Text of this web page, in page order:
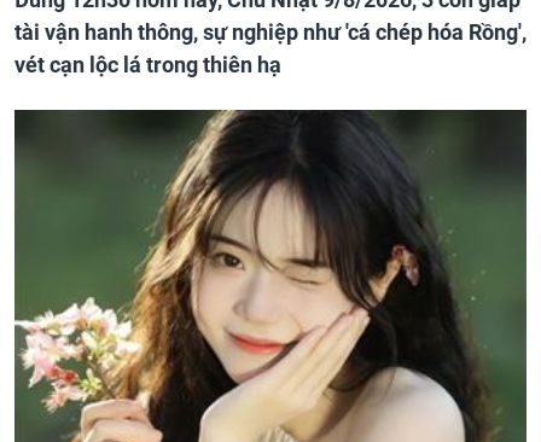
tài vận hanh thông, sự nghiệp như 'cá chép hóa Rồng',
vét cạn lộc lá trong thiên hạ